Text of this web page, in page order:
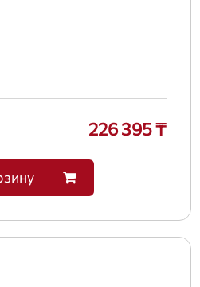
226 395 ₸